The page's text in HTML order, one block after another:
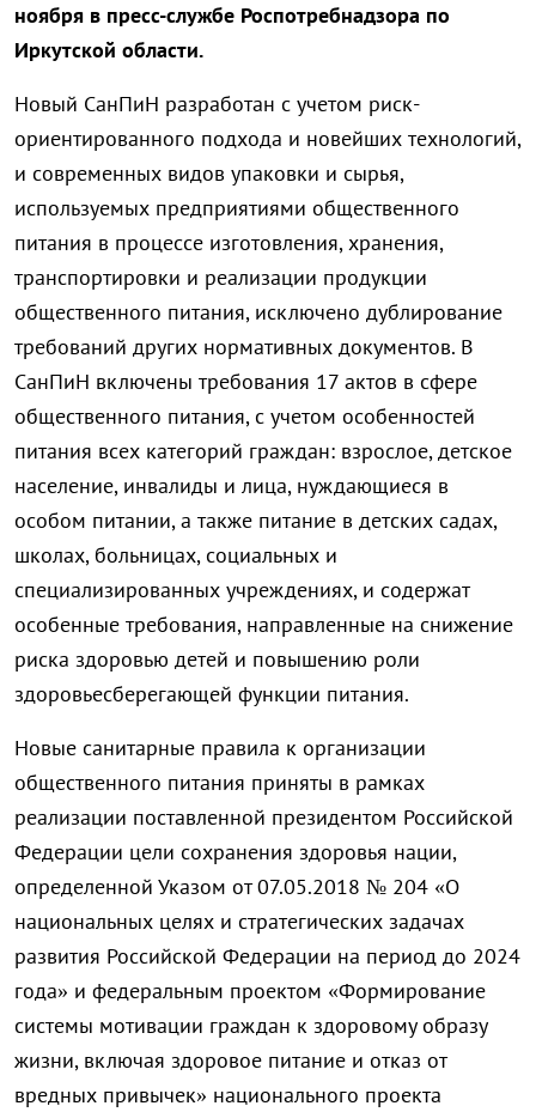
ноября в пресс-службе Роспотребнадзора по
Иркутской области.
Новый СанПиН разработан с учетом риск-
ориентированного подхода и новейших технологий,
и современных видов упаковки и сырья,
используемых предприятиями общественного
питания в процессе изготовления, хранения,
транспортировки и реализации продукции
общественного питания, исключено дублирование
требований других нормативных документов. В
СанПиН включены требования 17 актов в сфере
общественного питания, с учетом особенностей
питания всех категорий граждан: взрослое, детское
население, инвалиды и лица, нуждающиеся в
особом питании, а также питание в детских садах,
школах, больницах, социальных и
специализированных учреждениях, и содержат
особенные требования, направленные на снижение
риска здоровью детей и повышению роли
здоровьесберегающей функции питания.
Новые санитарные правила к организации
общественного питания приняты в рамках
реализации поставленной президентом Российской
Федерации цели сохранения здоровья нации,
определенной Указом от 07.05.2018 № 204 «О
национальных целях и стратегических задачах
развития Российской Федерации на период до 2024
года» и федеральным проектом «Формирование
системы мотивации граждан к здоровому образу
жизни, включая здоровое питание и отказ от
вредных привычек» национального проекта